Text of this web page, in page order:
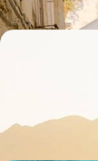
8 jours, de 2100 à 2800 €